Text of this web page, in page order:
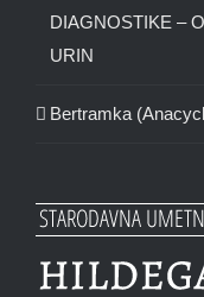
DIAGNOSTIKE –
URIN
Bertramka